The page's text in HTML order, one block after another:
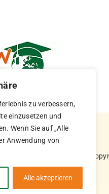
zu verbessern,
einzusetzen und
Wenn Sie auf „Alle
Anwendung von
Alle akzeptieren
©